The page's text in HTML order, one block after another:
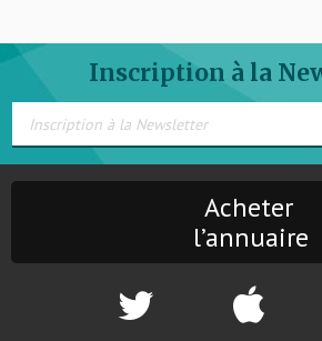
Inscription à la
Acheter
l’annuaire